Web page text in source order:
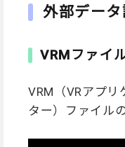
外部デー
VRMファイ
VRM（VRアプ
ター）ファイル